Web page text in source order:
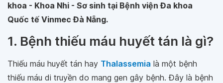
khoa - Khoa Nhi - Sơ sinh tại Bệnh viện Đa khoa
Quốc tế Vinmec Đà Nẵng.
1. Bệnh thiếu máu huyết tán là gì?
Thiếu máu huyết tán hay Thalassemia là một bệnh
thiếu máu di truyền do mang gen gây bệnh. Đây là bệnh